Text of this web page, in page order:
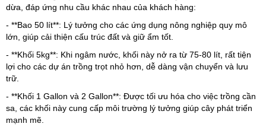
dừa, đáp ứng nhu cầu khác nhau của khách hàng:
- **Bao 50 lít**: Lý tưởng cho các ứng dụng nông nghiệp quy mô
lớn, giúp cải thiện cấu trúc đất và giữ ẩm tốt.
- **Khối 5kg**: Khi ngâm nước, khối này nở ra từ 75-80 lít, rất tiện
lợi cho các dự án trồng trọt nhỏ hơn, dễ dàng vận chuyển và lưu
trữ.
- **Khối 1 Gallon và 2 Gallon**: Được tối ưu hóa cho việc trồng cần
sa, các khối này cung cấp môi trường lý tưởng giúp cây phát triển
mạnh mẽ.